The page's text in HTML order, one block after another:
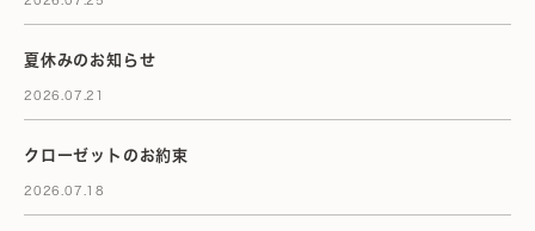
夏休みのお知らせ
2026.07.21
クローゼットのお約束
2026.07.18